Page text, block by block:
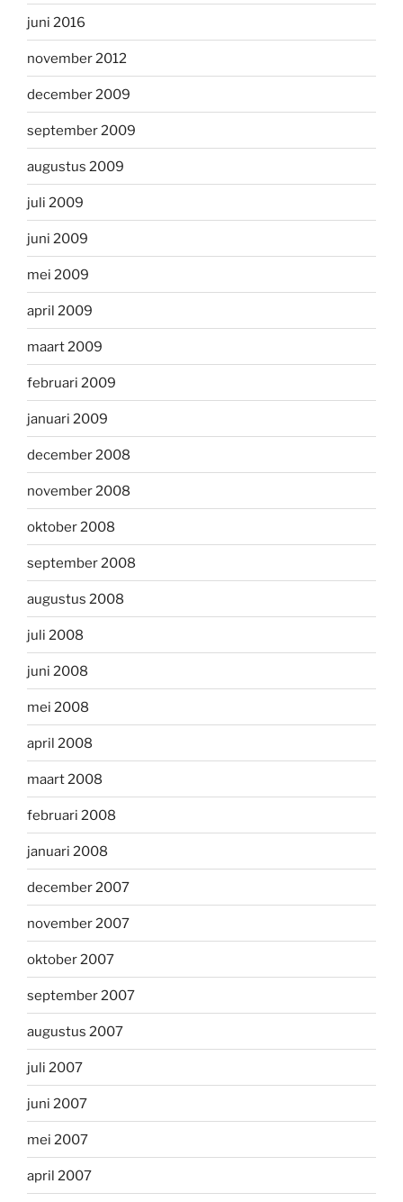
juni 2016
november 2012
december 2009
september 2009
augustus 2009
juli 2009
juni 2009
mei 2009
april 2009
maart 2009
februari 2009
januari 2009
december 2008
november 2008
oktober 2008
september 2008
augustus 2008
juli 2008
juni 2008
mei 2008
april 2008
maart 2008
februari 2008
januari 2008
december 2007
november 2007
oktober 2007
september 2007
augustus 2007
juli 2007
juni 2007
mei 2007
april 2007